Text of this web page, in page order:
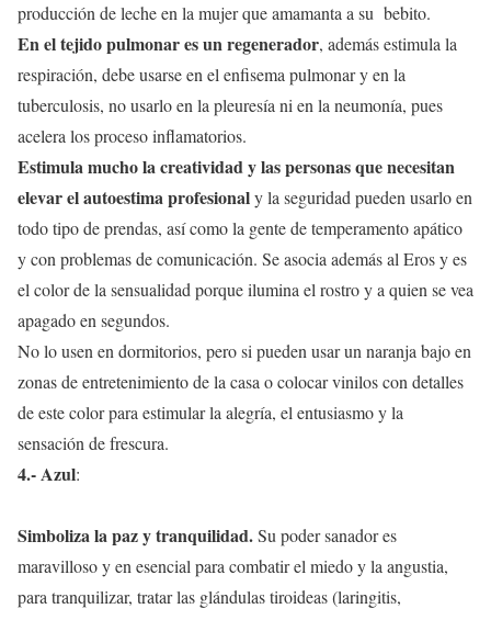
producción de leche en la mujer que amamanta a su bebito.
En el tejido pulmonar es un regenerador, además estimula la
respiración, debe usarse en el enfisema pulmonar y en la
tuberculosis, no usarlo en la pleuresía ni en la neumonía, pues
acelera los proceso inflamatorios.
Estimula mucho la creatividad y las personas que necesitan
elevar el autoestima profesionaly la seguridad pueden usarlo en
todo tipo de prendas, así como la gente de temperamento apático
y con problemas de comunicación. Se asocia además al Eros y es
el color de la sensualidad porque ilumina el rostro y a quien se vea
apagado en segundos.
No lo usen en dormitorios, pero si pueden usar un naranja bajo en
zonas de entretenimiento de la casa o colocar vinilos con detalles
de este color para estimular la alegría, el entusiasmo y la
sensación de frescura.
4.- Azul:
Simboliza la paz y tranquilidad.Su poder sanador es
maravilloso y en esencial para combatir el miedo y la angustia,
para tranquilizar, tratar las glándulas tiroideas (laringitis,